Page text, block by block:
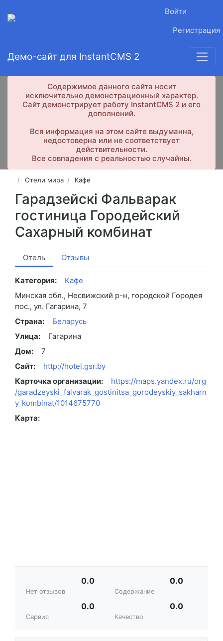
Войти
Регистрация
Демо-сайт для InstantCMS 2
Содержимое данного сайта носит
исключительно демонстрационный характер.
Сайт демонстрирует работу InstantCMS 2 и его
дополнений.
Вся информация на этом сайте выдуманна,
недостоверна или не соответствует
действительности.
Все совпадения с реальностью случайны.
Отели мира Кафе
Гарадзейскi Фальварак
гостиница Городейский
Сахарный комбинат
Отель Отзывы
Категория:
Кафе
Минская обл., Несвижский р-н, городской Городея
пос., ул. Гагарина, 7
Страна:
Беларусь
Улица:
Гагарина
Дом:
7
Сайт:
http://hotel.gsr.by
Карточка организации:
https://maps.yandex.ru/org
/garadzeyski_falvarak_gostinitsa_gorodeyskiy_sakharn
y_kombinat/1014675770
Карта:
0.0
Нет отзывов
0.0
Содержание
0.0
Сервис
0.0
Качество